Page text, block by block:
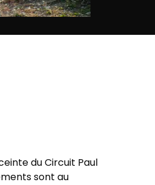
du Circuit Paul
sont au